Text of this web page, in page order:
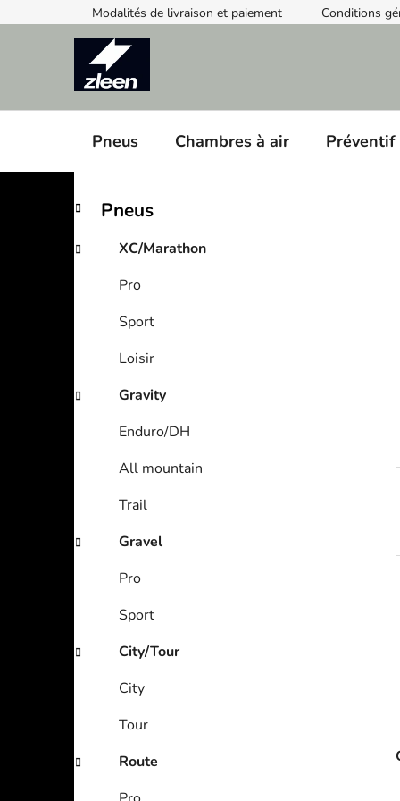
to
Modalités de livraison et paiement Conditions
Pneus Chambres à air Préventif
S
d
Skip
categories
C
a
e
Pneus
XC/Marathon
Pro
Sport
Loisir
Gravity
Enduro/DH
All mountain
Trail
Gravel
Pro
Sport
City/Tour
City
Tour
Route